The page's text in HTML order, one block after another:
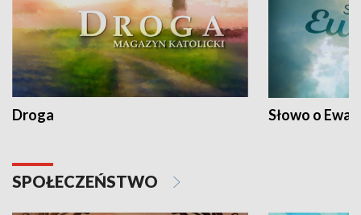
Droga Słowo o
SPOŁECZEŃSTWO